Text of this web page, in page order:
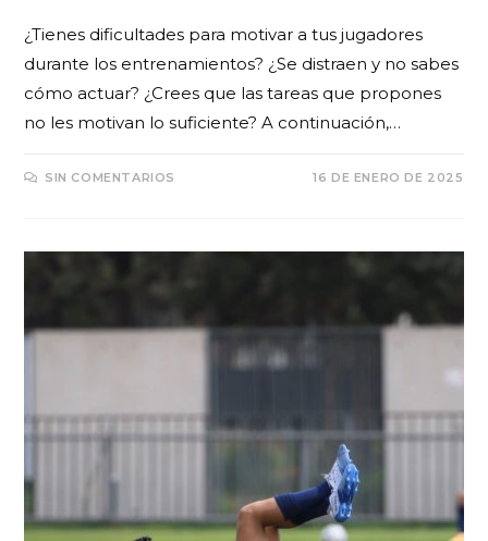
¿Tienes dificultades para motivar a tus jugadores
durante los entrenamientos? ¿Se distraen y no sabes
cómo actuar? ¿Crees que las tareas que propones
no les motivan lo suficiente? A continuación,…
SIN COMENTARIOS 16 DE ENERO DE 2025